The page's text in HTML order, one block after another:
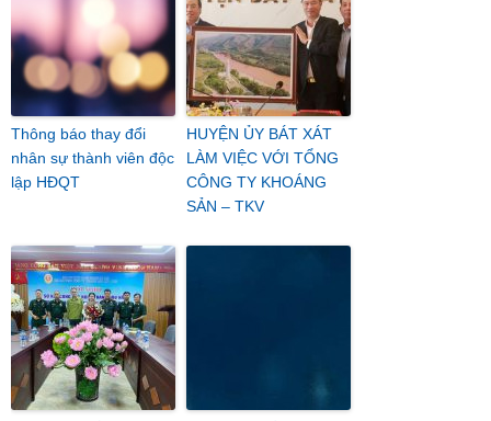
Thông báo thay đổi
nhân sự thành viên độc
lập HĐQT
HUYỆN ỦY BÁT XÁT
LÀM VIỆC VỚI TỔNG
CÔNG TY KHOÁNG
SẢN – TKV